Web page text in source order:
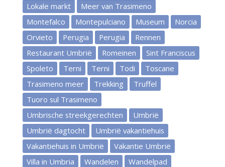
Lokale markt
Meer van Trasimeno
Montefalco
Montepulciano Museum
Norcia
Orvieto
Perugia Perugia
Rennen
Restaurant Umbrië
Romeinen
Sint Franciscus
Spoleto
Terni Terni Todi
Toscane
Trasimeno meer
Trekking
Truffel
Tuoro sul Trasimeno
Umbrische streekgerechten
Umbrië
Umbrië dagtocht
Umbrië vakantiehuis
Vakantiehuis in Umbrië
Vakantie Umbrië
Villa in Umbria
Wandelen
Wandelpad